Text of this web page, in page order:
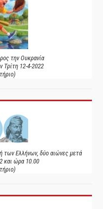
την Ουκρανία
Τρίτη 12-4-2022
των Ελλήνων, δύο αιώνες μετά
και ώρα 10.00